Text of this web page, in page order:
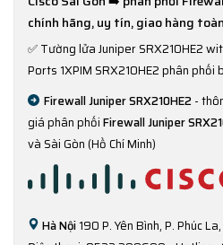
chính hãng, uy tín, giao hàng
✅Tường lửa Juniper SRX210HE2
Ports 1XPIM SRX210HE2 phân phối
Firewall Juniper SRX210HE2 -
giá phân phốiFirewall Juniper
và Sài Gòn (Hồ Chí Minh)
Hà Nội190 P. Yên Bình, P. Phúc